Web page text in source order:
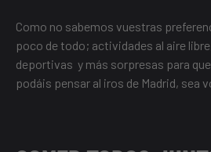
Como no sabemos vuestras
poco de todo; actividades al aire
deportivas y más sorpresas para
podáis pensar al iros de Madrid, sea